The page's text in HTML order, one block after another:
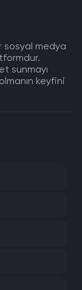
sosyal medya
sunmayı
keyfini